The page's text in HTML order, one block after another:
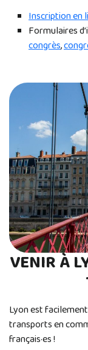
Inscription en
Formulaires
congrès,
VENIR À
Lyon est
transports en
français·es !